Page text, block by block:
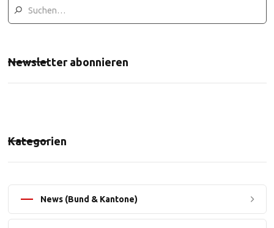
Newsletter abonnieren
Kategorien
News (Bund & Kantone)